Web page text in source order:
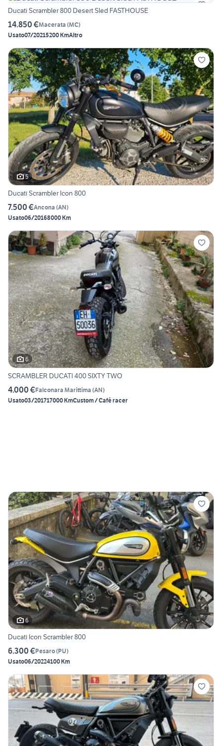
Ducati Scrambler 800 Desert Sled FASTHOUSE
14.850 €Macerata (MC)
Usato07/20215200 KmAltro
5
Ducati Scrambler Icon 800
7.500 €Ancona (AN)
Usato06/20168000 Km
6
SCRAMBLER DUCATI 400 SIXTY TWO
4.000 €Falconara Marittima (AN)
Usato03/201717000 KmCustom / Café racer
6
Ducati Icon Scrambler 800
6.300 €Pesaro(PU)
Usato06/20224100 Km